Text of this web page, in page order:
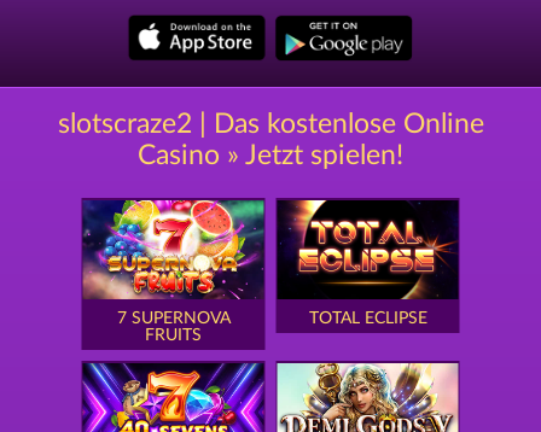
slotscraze2 | Das kostenlose Online
Casino » Jetzt spielen!
7 SUPERNOVA
FRUITS
TOTAL ECLIPSE